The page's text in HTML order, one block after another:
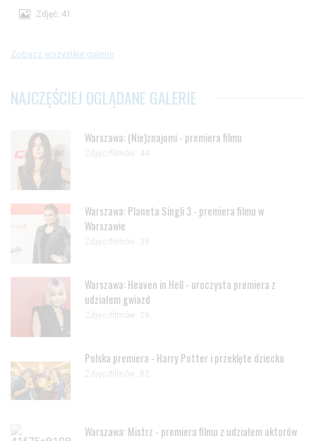
Zdjęć: 41
Zobacz wszystkie galerie
NAJCZĘŚCIEJ OGLĄDANE GALERIE
Warszawa: (Nie)znajomi - premiera filmu
Zdjęc/filmów: 44
Warszawa: Planeta Singli 3 - premiera filmu w
Warszawie
Zdjęc/filmów: 38
Warszawa: Heaven in Hell - uroczysta premiera z
udziałem gwiazd
Zdjęc/filmów: 29
Polska premiera - Harry Potter i przeklęte dziecko
Zdjęc/filmów: 82
Warszawa: Mistrz - premiera filmu z udziałem aktorów